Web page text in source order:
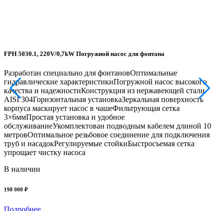
FPH 5030.1, 220V/0,7kW Погружной насос для фонтана
Разработан специально для фонтановОптимальные
гидравлические характеристикиПогружной насос высокого
качества и надежностиКонструкция из нержавеющей стали
AISI 304Горизонтальная установкаЗеркальная поверхность
корпуса маскирует насос в чашеФильтрующая сетка
3×6ммПростая установка и удобное
обслуживаниеУкомплектован подводным кабелем длиной 10
метровОптимальное резьбовое соединение для подключения
труб и насадокРегулируемые стойкиБыстросъемая сетка
упрощает чистку насоса
В наличии
198 000 ₽
Подробнее